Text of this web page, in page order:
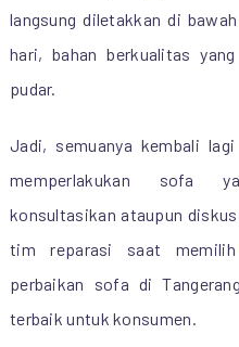
langsung diletakkan di
hari, bahan berkualitas
pudar.
Jadi, semuanya kembali
memperlakukan sofa
konsultasikan ataupun
tim reparasi saat
perbaikan sofa di
terbaik untuk konsumen.